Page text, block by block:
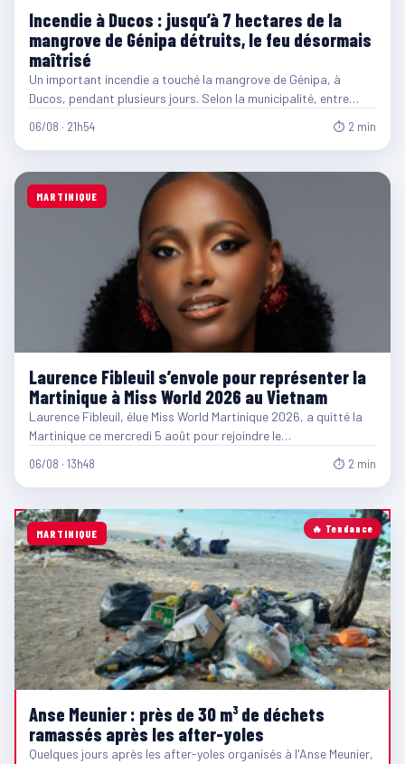
Incendie à Ducos : jusqu’à 7 hectares de la
mangrove de Génipa détruits, le feu désormais
maîtrisé
Un important incendie a touché la mangrove de Génipa, à
Ducos, pendant plusieurs jours. Selon la municipalité, entre…
06/08 · 21h54 ⏱ 2 min
MARTINIQUE
Laurence Fibleuil s’envole pour représenter la
Martinique à Miss World 2026 au Vietnam
Laurence Fibleuil, élue Miss World Martinique 2026, a quitté la
Martinique ce mercredi 5 août pour rejoindre le…
06/08 · 13h48 ⏱ 2 min
🔥 Tendance
MARTINIQUE
Anse Meunier : près de 30 m³ de déchets
ramassés après les after-yoles
Quelques jours après les after-yoles organisés à l'Anse Meunier,